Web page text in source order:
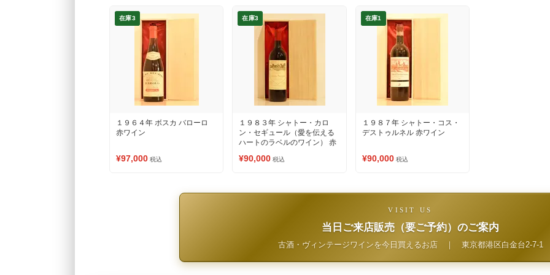
在庫3
１９６４年 ボスカ バローロ
赤ワイン
¥97,000 税込
在庫3
１９８３年 シャトー・カロ
ン・セギュール（愛を伝える
ハートのラベルのワイン） 赤
¥90,000 税込
在庫1
１９８７年 シャトー・コス・
デストゥルネル 赤ワイン
¥90,000 税込
VISIT US
当日ご来店販売（要ご予約）のご案内
古酒・ヴィンテージワインを今日買えるお店｜ 東京都港区白金台2-7-1